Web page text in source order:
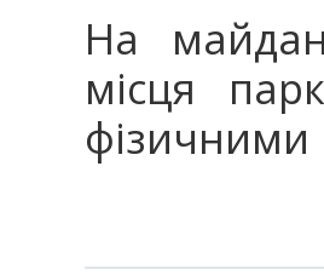
На
місця